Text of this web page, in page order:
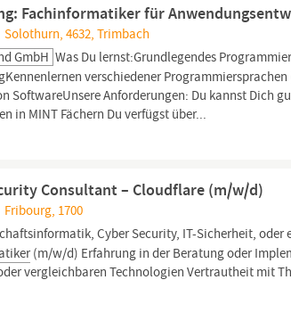
Fachinformatiker für
Solothurn, 4632, Trimbach
GmbH Was Du lernst:Grundlegendes
verschiedener
SoftwareUnsere Anforderungen: Du kannst Dich
in MINT Fächern Du verfügst über...
Consultant – Cloudflare (m/w/d)
Fribourg, 1700
Cyber Security, IT-Sicherheit,
(m/w/d) Erfahrung in der Beratung oder
vergleichbaren Technologien Vertrautheit mit